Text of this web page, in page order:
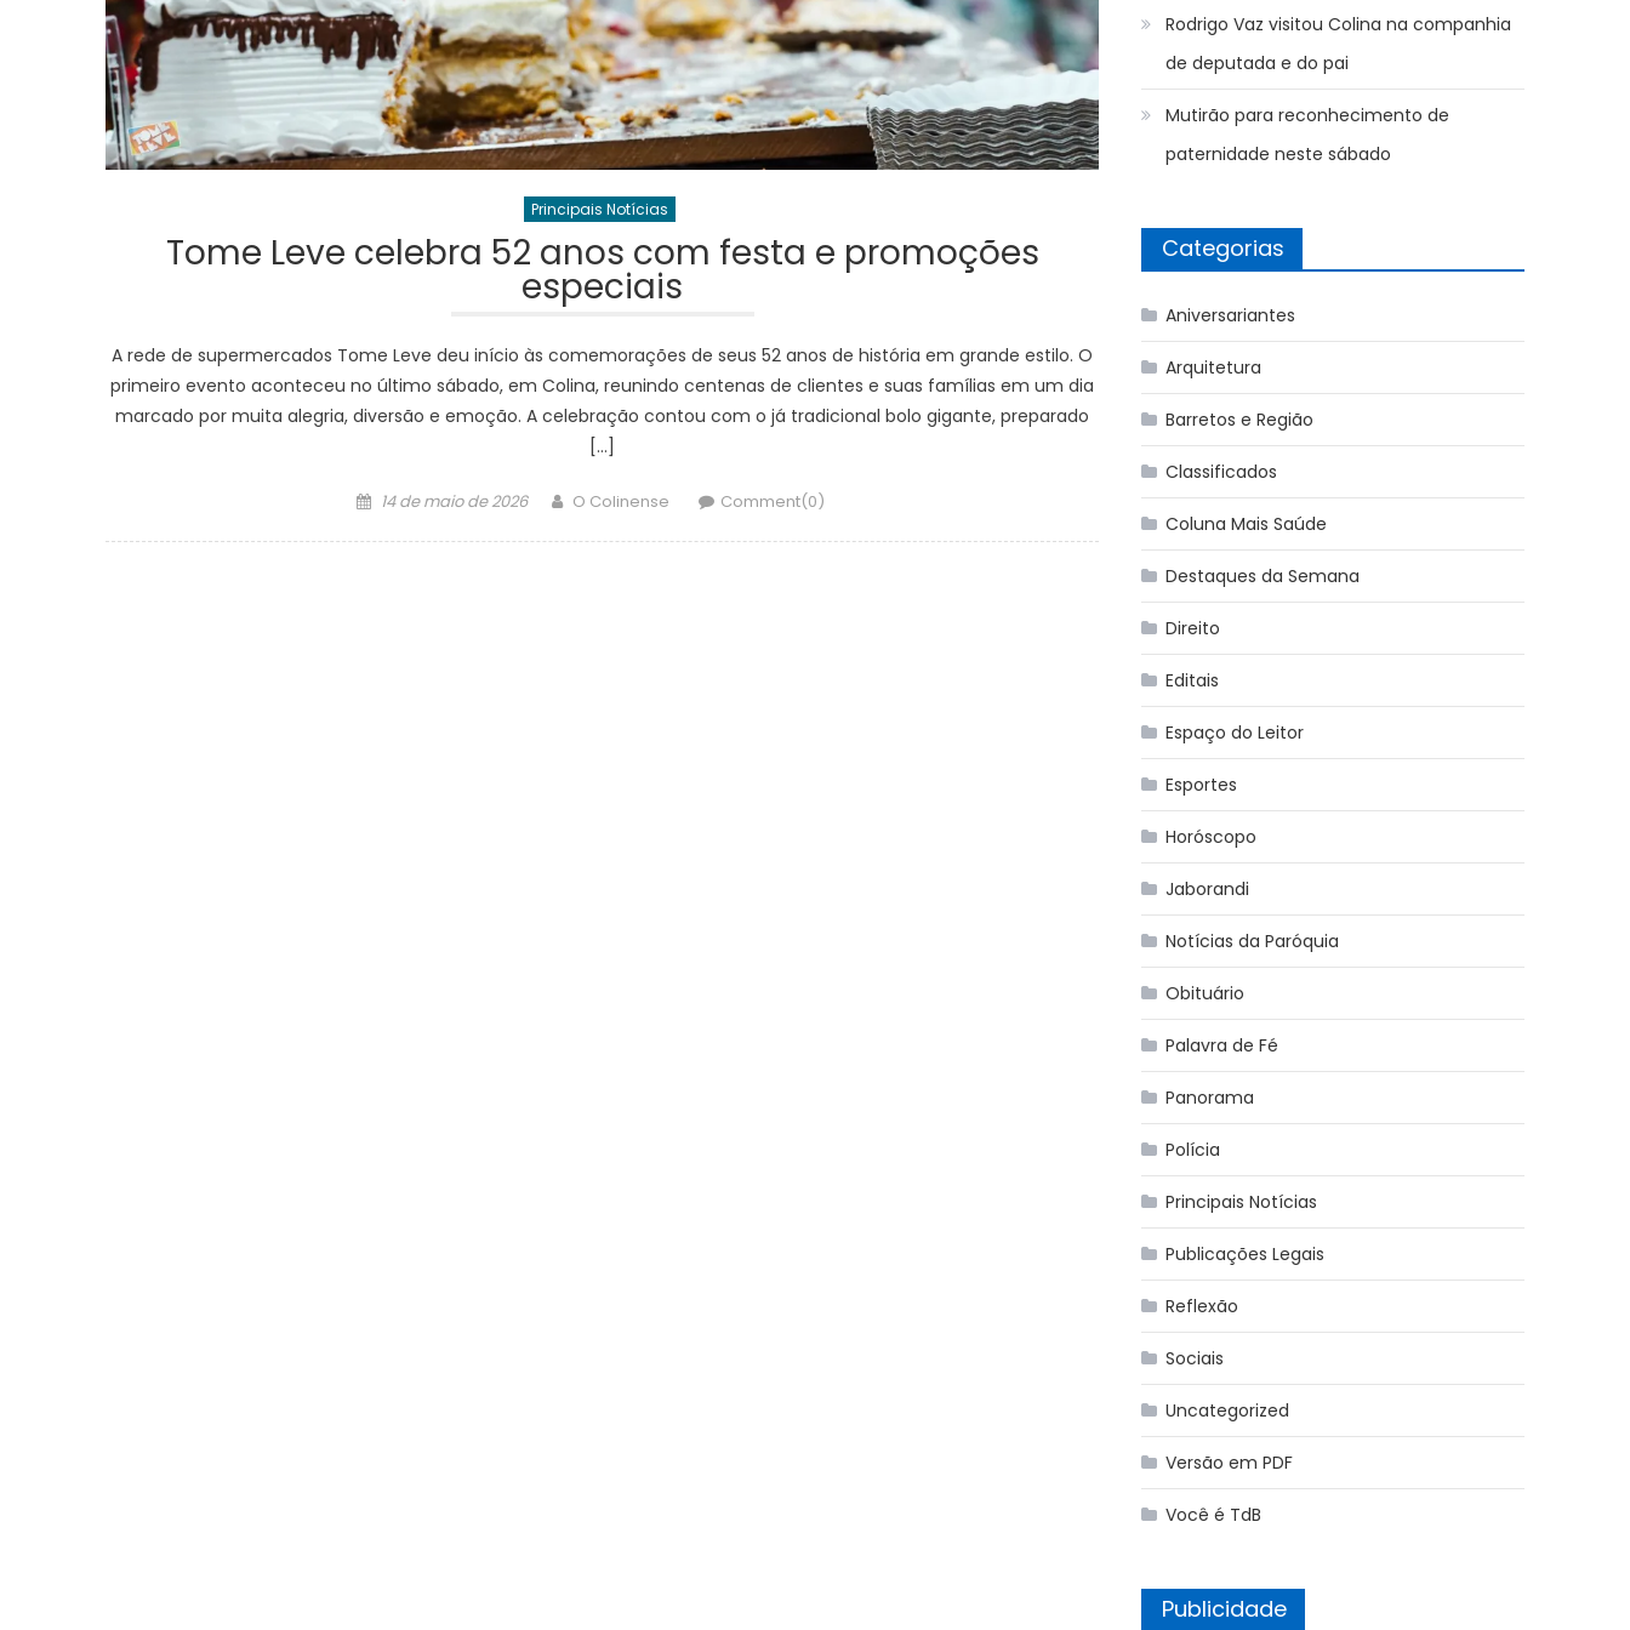
Principais Notícias
Tome Leve celebra 52 anos com festa e promoções
especiais
A rede de supermercados Tome Leve deu início às comemorações de seus 52 anos de história em grande estilo. O
primeiro evento aconteceu no último sábado, em Colina, reunindo centenas de clientes e suas famílias em um dia
marcado por muita alegria, diversão e emoção. A celebração contou com o já tradicional bolo gigante, preparado
[…]
Posted
14 de maio de 2026 Author
O Colinense Comment(0)
Rodrigo Vaz visitou Colina na companhia
de deputada e do pai
Mutirão para reconhecimento de
paternidade neste sábado
Categorias
Aniversariantes
Arquitetura
Barretos e Região
Classificados
Coluna Mais Saúde
Destaques da Semana
Direito
Editais
Espaço do Leitor
Esportes
Horóscopo
Jaborandi
Notícias da Paróquia
Obituário
Palavra de Fé
Panorama
Polícia
Principais Notícias
Publicações Legais
Reflexão
Sociais
Uncategorized
Versão em PDF
Você é TdB
Publicidade